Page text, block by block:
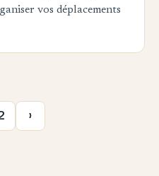
vos déplacements
›